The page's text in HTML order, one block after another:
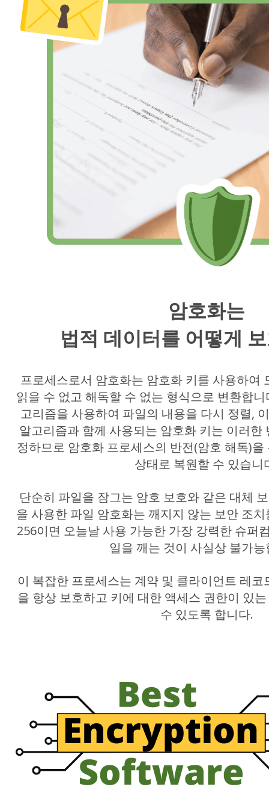
암호화는
법적 데이터를 어떻게
프로세스로서 암호화는 암호화 키를 사용하여
읽을 수 없고 해독할 수 없는 형식으로 변환합
고리즘을 사용하여 파일의 내용을 다시 정렬,
알고리즘과 함께 사용되는 암호화 키는 이러한
정하므로 암호화 프로세스의 반전(암호 해독)
상태로 복원할 수 있습니
단순히 파일을 잠그는 암호 보호와 같은 대체
을 사용한 파일 암호화는 깨지지 않는 보안 조
256이면 오늘날 사용 가능한 가장 강력한 슈퍼
일을 깨는 것이 사실상 불가
이 복잡한 프로세스는 계약 및 클라이언트 레
을 항상 보호하고 키에 대한 액세스 권한이 있
수 있도록 합니다.